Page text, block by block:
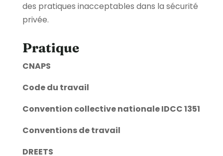
des pratiques inacceptables dans la sécurité
privée.
Pratique
CNAPS
Code du travail
Convention collective nationale IDCC 1351
Conventions de travail
DREETS